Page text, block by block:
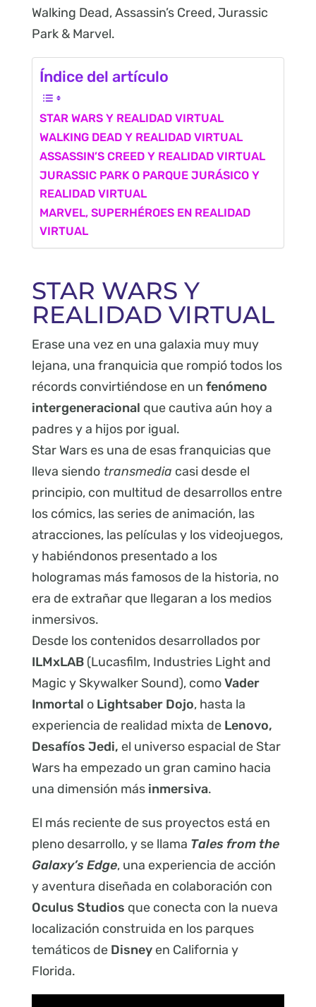
Walking Dead, Assassin’s Creed, Jurassic
Park & Marvel.
Índice del artículo
STAR WARS Y REALIDAD VIRTUAL
WALKING DEAD Y REALIDAD VIRTUAL
ASSASSIN’S CREED Y REALIDAD VIRTUAL
JURASSIC PARK O PARQUE JURÁSICO Y
REALIDAD VIRTUAL
MARVEL, SUPERHÉROES EN REALIDAD
VIRTUAL
STAR WARS Y
REALIDAD VIRTUAL
Erase una vez en una galaxia muy muy
lejana, una franquicia que rompió todos los
récords convirtiéndose en un fenómeno
intergeneracional que cautiva aún hoy a
padres y a hijos por igual.
Star Wars es una de esas franquicias que
lleva siendotransmedia casi desde el
principio, con multitud de desarrollos entre
los cómics, las series de animación, las
atracciones, las películas y los videojuegos,
y habiéndonos presentado a los
hologramas más famosos de la historia, no
era de extrañar que llegaran a los medios
inmersivos.
Desde los contenidos desarrollados por
ILMxLAB (Lucasfilm, Industries Light and
Magic y Skywalker Sound), comoVader
Inmortal o Lightsaber Dojo, hasta la
experiencia de realidad mixta de Lenovo,
Desafíos Jedi, el universo espacial de Star
Wars ha empezado un gran camino hacia
una dimensión más inmersiva.
El más reciente de sus proyectos está en
pleno desarrollo, y se llama Tales from the
Galaxy’s Edge, una experiencia de acción
y aventura diseñada en colaboración con
Oculus Studios que conecta con la nueva
localización construida en los parques
temáticos de Disneyen California y
Florida.